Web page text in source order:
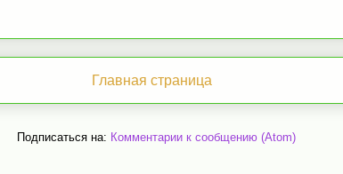
Главная страница
Подписаться на: Комментарии к сообщению (Atom)